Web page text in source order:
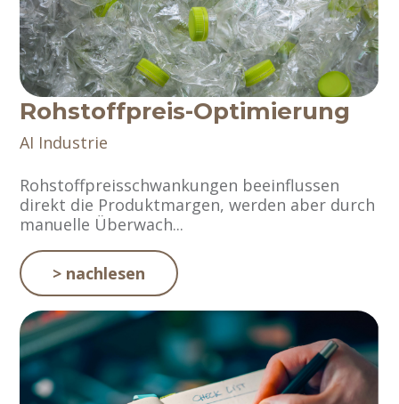
Rohstoffpreis-Optimierung
AI Industrie
Rohstoffpreisschwankungen beeinflussen
direkt die Produktmargen, werden aber durch
manuelle Überwach...
> nachlesen